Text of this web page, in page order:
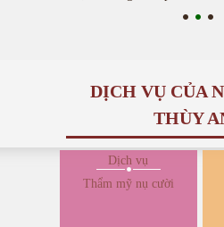
DỊCH VỤ CỦA
THÙY
Dịch vụ
Thẩm mỹ nụ cười